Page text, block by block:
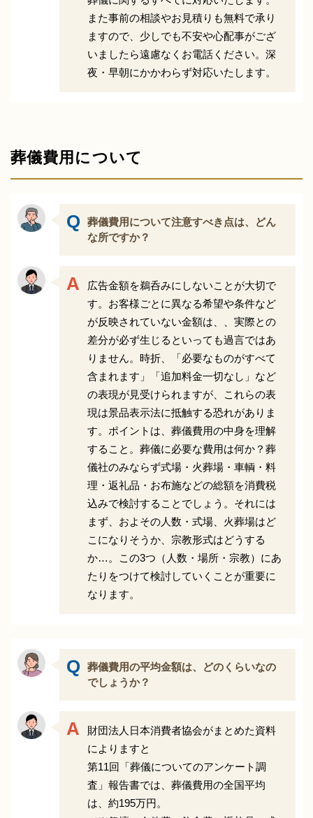
また事前の相談やお見積りも無料で承り
ますので、少しでも不安や心配事がござ
いましたら遠慮なくお電話ください。深
夜・早朝にかかわらず対応いたします。
葬儀費用について
葬儀費用について注意すべき点は、どん
な所ですか？
広告金額を鵜呑みにしないことが大切で
す。お客様ごとに異なる希望や条件など
が反映されていない金額は、、実際との
差分が必ず生じるといっても過言ではあ
りません。時折、「必要なものがすべて
含まれます」「追加料金一切なし」など
の表現が見受けられますが、これらの表
現は景品表示法に抵触する恐れがありま
す。ポイントは、葬儀費用の中身を理解
すること。葬儀に必要な費用は何か？葬
儀社のみならず式場・火葬場・車輌・料
理・返礼品・お布施などの総額を消費税
込みで検討することでしょう。それには
まず、およその人数・式場、火葬場はど
こになりそうか、宗教形式はどうする
か…。この3つ（人数・場所・宗教）にあ
たりをつけて検討していくことが重要に
なります。
葬儀費用の平均金額は、どのくらいなの
でしょうか？
財団法人日本消費者協会がまとめた資料
によりますと
第11回「葬儀についてのアンケート調
査」報告書では、葬儀費用の全国平均
は、約195万円。